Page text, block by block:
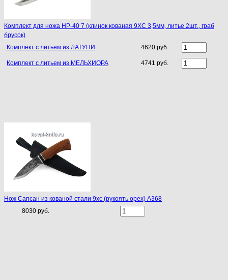
Комплект для ножа НР-40 7 (клинок кованая 9ХС 3,5мм, литье 2шт., граб
брусок)
Комплект с литьем из ЛАТУНИ
4620 руб.
Комплект с литьем из МЕЛЬХИОРА 4741 руб.
Нож Сапсан из кованой стали 9хс (рукоять орех) A368
8030 руб.